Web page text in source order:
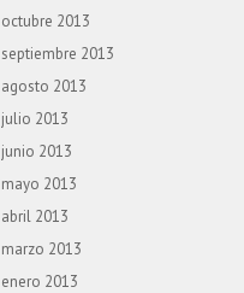
octubre 2013
septiembre 2013
agosto 2013
julio 2013
junio 2013
mayo 2013
abril 2013
marzo 2013
enero 2013